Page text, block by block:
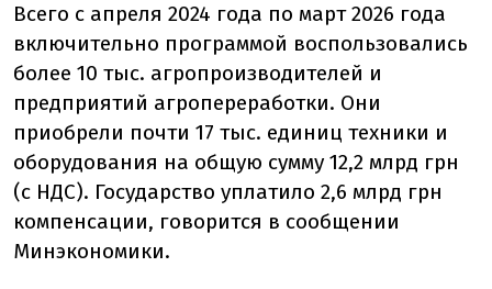
Всего с апреля 2024 года по март 2026 года
включительно программой воспользовались
более 10 тыс. агропроизводителей и
предприятий агропереработки. Они
приобрели почти 17 тыс. единиц техники и
оборудования на общую сумму 12,2 млрд грн
(с НДС). Государство уплатило 2,6 млрд грн
компенсации, говорится в сообщении
Минэкономики.